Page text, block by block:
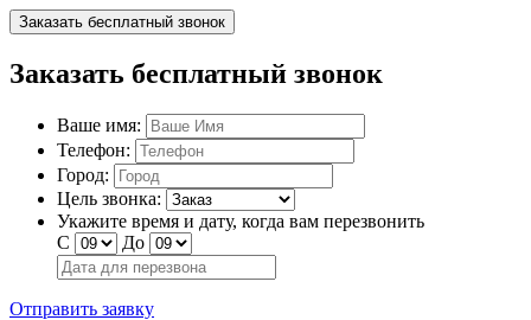
Заказать бесплатный звонок
Заказать бесплатный звонок
Ваше имя:
Телефон:
Город:
Цель звонка:
Укажите время и дату, когда вам перезвонить
С
До
Отправить заявку